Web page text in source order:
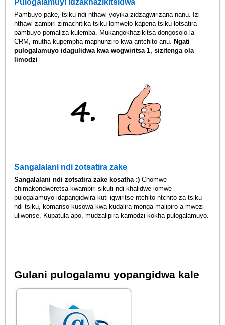
Pambuyo pake, tsiku ndi nthawi yoyika zidzagwirizana nanu. Izi
nthawi zambiri zimachitika tsiku lomwelo kapena tsiku lotsatira
pambuyo pomaliza kulemba. Mukangokhazikitsa dongosolo la
CRM, mutha kupempha maphunziro kwa antchito anu.
Ngati
pulogalamuyo idagulidwa kwa wogwiritsa 1, sizitenga ola
limodzi
Sangalalani ndi zotsatira zake
Sangalalani ndi zotsatira zake kosatha :) Chomwe
chimakondweretsa kwambiri sikuti ndi khalidwe lomwe
pulogalamuyo idapangidwira kuti igwiritse ntchito ntchito za tsiku
ndi tsiku, komanso kusowa kwa kudalira monga malipiro a mwezi
uliwonse. Kupatula apo, mudzalipira kamodzi kokha pulogalamuyo.
Gulani pulogalamu yopangidwa kale